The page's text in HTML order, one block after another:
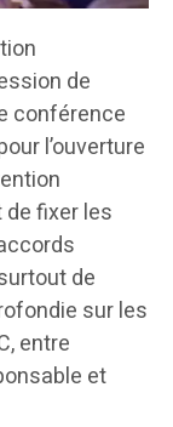
de
conférence
l’ouverture
fixer les
de
sur les
entre
et